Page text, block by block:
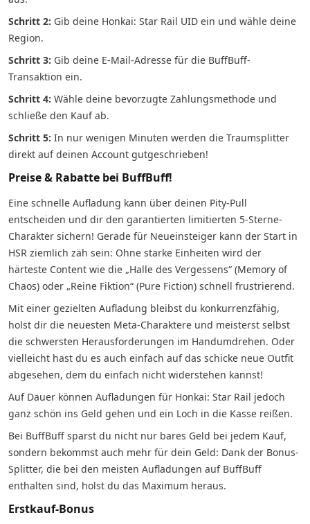
Schritt 2: Gib deine Honkai: Star Rail UID ein und wähle deine
Region.
Schritt 3: Gib deine E-Mail-Adresse für die BuffBuff-
Transaktion ein.
Schritt 4: Wähle deine bevorzugte Zahlungsmethode und
schließe den Kauf ab.
Schritt 5: In nur wenigen Minuten werden die Traumsplitter
direkt auf deinen Account gutgeschrieben!
Preise & Rabatte bei BuffBuff!
Eine schnelle Aufladung kann über deinen Pity-Pull
entscheiden und dir den garantierten limitierten 5-Sterne-
Charakter sichern! Gerade für Neueinsteiger kann der Start in
HSR ziemlich zäh sein: Ohne starke Einheiten wird der
härteste Content wie die „Halle des Vergessens“ (Memory of
Chaos) oder „Reine Fiktion“ (Pure Fiction) schnell frustrierend.
Mit einer gezielten Aufladung bleibst du konkurrenzfähig,
holst dir die neuesten Meta-Charaktere und meisterst selbst
die schwersten Herausforderungen im Handumdrehen. Oder
vielleicht hast du es auch einfach auf das schicke neue Outfit
abgesehen, dem du einfach nicht widerstehen kannst!
Auf Dauer können Aufladungen für Honkai: Star Rail jedoch
ganz schön ins Geld gehen und ein Loch in die Kasse reißen.
Bei BuffBuff sparst du nicht nur bares Geld bei jedem Kauf,
sondern bekommst auch mehr für dein Geld: Dank der Bonus-
Splitter, die bei den meisten Aufladungen auf BuffBuff
enthalten sind, holst du das Maximum heraus.
Erstkauf-Bonus